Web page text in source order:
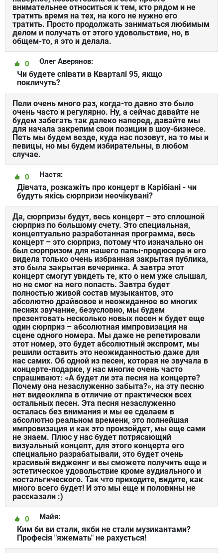
внимательнее относиться к тем, кто рядом и не
тратить время на тех, на кого не нужно его
тратить. Просто продолжать заниматься любимым
делом и получать от этого удовольствие, но, в
общем-то, я это и делала.
Олег Аверянов:
0
Чи будете співати в Кварталі 95, якщо
покличуть?
Пели очень много раз, когда-то давно это было
очень часто и регулярно. Ну, а сейчас давайте не
будем забегать так далеко наперед, давайте мы
для начала закрепим свои позиции в шоу-бизнесе.
Петь мы будем везде, куда нас позовут, на то мы и
певицы, но мы будем избирательны, в любом
случае.
Настя:
0
Дівчата, розкажіть про концерт в Карібіані - чи
будуть якісь сюрпризи неочікувані?
Да, сюрпризы будут, весь концерт – это сплошной
сюрприз по большому счету. Это специальная,
концептуально разработанная программа, весь
концерт – это сюрприз, потому что изначально он
был сюрпризом для нашего папы-продюсера и его
видела только очень избранная закрытая публика,
это была закрытая вечеринка. А завтра этот
концерт смогут увидеть те, кто о нем уже слышал,
но не смог на него попасть. Завтра будет
полностью живой состав музыкантов, это
абсолютно драйвовое и неожиданное во многих
песнях звучание, безусловно, мы будем
презентовать несколько новых песен и будет еще
один сюрприз – абсолютная импровизация на
сцене одного номера. Мы даже не репетировали
этот номер, это будет абсолютный экспромт, мы
решили оставить это неожиданностью даже для
нас самих. Об одной из песен, которая не звучала в
концерте-подарке, у нас многие очень часто
спрашивают: «А будет ли эта песня на концерте?
Почему она незаслуженно забыта?», на эту песню
нет видеоклипа в отличие от практически всех
остальных песен. Эта песня незаслуженно
осталась без внимания и мы ее сделаем в
абсолютно реальном времени, это полнейшая
импровизация и как это произойдет, мы еще сами
не знаем. Плюс у нас будет потрясающий
визуальный концепт, для этого концерта его
специально разрабатывали, это будет очень
красивый виджеинг и вы сможете получить еще и
эстетическое удовольствие кроме аудиального и
ностальгического. Так что приходите, видите, как
много всего будет! И это мы еще и половины не
рассказали :)
Майя:
0
Ким би ви стали, якби не стали музикантами?
Професія "яжемать" не рахується!